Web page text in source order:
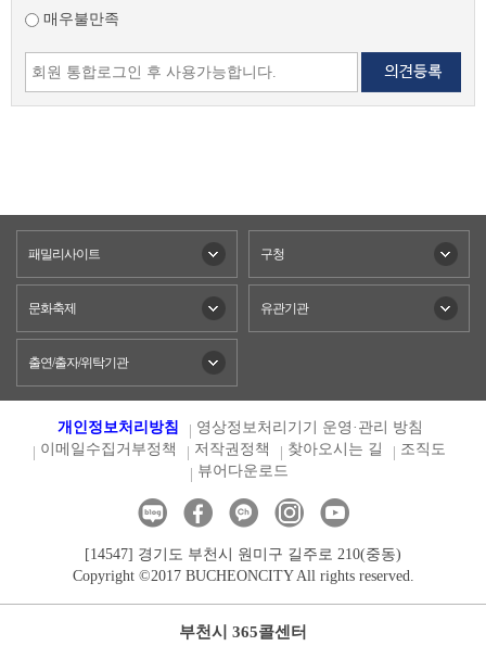
매우불만족
패밀리사이트 구청
문화축제 유관기관
출연/출자/위탁기관
개인정보처리방침
영상정보처리기기 운영·관리 방침
이메일수집거부정책
저작권정책 찾아오시는 길
조직도
뷰어다운로드
[14547] 경기도 부천시 원미구 길주로 210(중동)
Copyright ©2017 BUCHEONCITY All rights reserved.
부천시 365콜센터